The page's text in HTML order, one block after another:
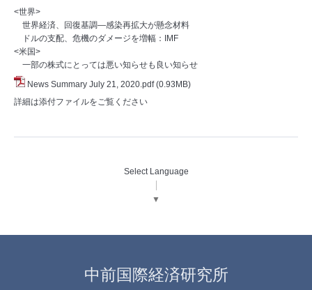
<世界>
世界経済、回復基調―感染再拡大が懸念材料
ドルの支配、危機のダメージを増幅：IMF
<米国>
一部の株式にとっては悪い知らせも良い知らせ
News Summary July 21, 2020.pdf (0.93MB)
詳細は添付ファイルをご覧ください
Select Language
▼
中前国際経済研究所